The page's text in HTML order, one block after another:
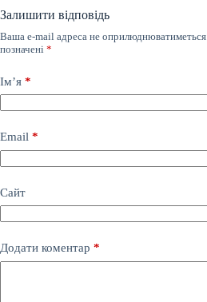
Залишити відповідь
Ваша e-mail адреса не оприлюднюватиметься.
позначені *
Ім’я *
Email *
Сайт
Додати коментар *